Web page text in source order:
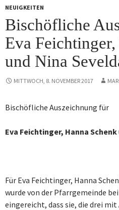
NEUIGKEITEN
Bischöfliche
Eva
und Nina
MITTWOCH, 8. NOVEMBER 2017
Bischöfliche Auszeichnung für
Eva Feichtinger, Hanna Schenk
Für Eva Feichtinger, Hanna
wurde von der Pfarrgemeinde
eingereicht, dass sie, die drei